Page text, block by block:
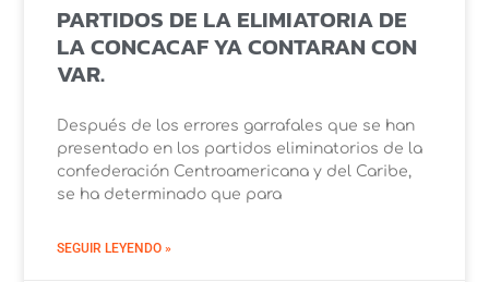
PARTIDOS DE LA ELIMIATORIA DE
LA CONCACAF YA CONTARAN CON
VAR.
Después de los errores garrafales que se han
presentado en los partidos eliminatorios de la
confederación Centroamericana y del Caribe,
se ha determinado que para
SEGUIR LEYENDO »